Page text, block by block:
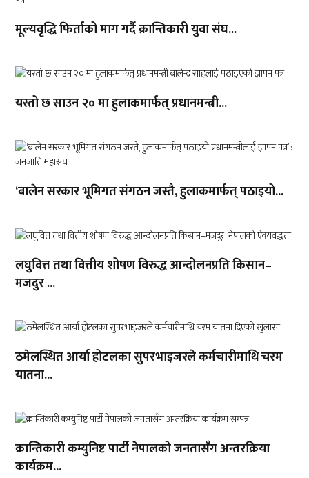
मूल्यवृद्धि फिर्ताको माग गर्दै क्रान्तिकारी युवा संघ...
यस्तो छ साउन २० मा हुलाकमार्फत् प्रधानमन्त्री...
‘बालेन सरकार भूमिगत संगठन जस्तै, हुलाकमार्फत् पठाइयो...
लघुवित्त तथा वित्तीय शोषण विरुद्ध आन्दोलनप्रति किसान–
मजदुर ...
ठमेलस्थित आर्या होटलका सुपरभाइजरले कर्मचारीमाथि चरम
यातना...
क्रान्तिकारी कम्युनिष्ट पार्टी नेपालको जनतासँग अन्तरक्रिया
कार्यक्रम...